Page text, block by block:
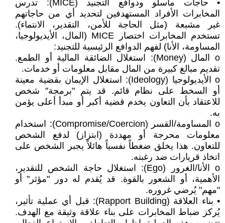
• حاجات ماسلو ودوافع التجنيد (MICE): تدرس
المخابرات الأفراد المستهدفين لتحديد أي من حاجاتهم
غير مشبعة (مثل الحاجة للأمن، التقدير، الانتماء).
تستخدم المخابرات اختصار MICE (المال، الأيديولوجيا،
المساومة، الأنا) لفهم الدوافع الرئيسية للتجنيد:
o المال (Money): استغلال الضائقة المالية أو الطمع.
تقديم مبالغ كبيرة من المال مقابل معلومات أو خدمات.
o الأيديولوجيا (Ideology): استغلال الإيمان بقضية معينة
أو السخط على نظام قائم. قد يتم "برمجة" شخص
للاعتقاد بأن التعاون يخدم قضية أكبر أو مبدأ أعلى يؤمن
به.
o المساومة/القسر (Compromise/Coercion): استخدام
معلومات محرجة أو مهددة (ابتزاز) لدفع الشخص
للتعاون. هذا يخلق ضغطاً نفسياً هائلاً يجبر الشخص على
اتخاذ قريارات ضد رغبته.
o الأنا/الغرور (Ego): استغلال حاجة الشخص للتقدير،
الأهمية، أو الشعور بالقوة. قد يُقدم له دور "مؤثر" أو
"مهم" يُرضي غروره.
• بناء العلاقة (Rapport Building): قبل أي عملية تأثير،
يُركز ضباط المخابرات على بناء علاقة وثيقة مع الهدف.